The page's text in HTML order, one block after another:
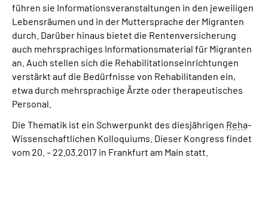
führen sie Informationsveranstaltungen in den jeweiligen
Lebensräumen und in der Muttersprache der Migranten
durch. Darüber hinaus bietet die Rentenversicherung
auch mehrsprachiges Informationsmaterial für Migranten
an. Auch stellen sich die Rehabilitationseinrichtungen
verstärkt auf die Bedürfnisse von Rehabilitanden ein,
etwa durch mehrsprachige Ärzte oder therapeutisches
Personal.
Die Thematik ist ein Schwerpunkt des diesjährigen Reha-
Wissenschaftlichen Kolloquiums. Dieser Kongress findet
vom 20. – 22.03.2017 in Frankfurt am Main statt.